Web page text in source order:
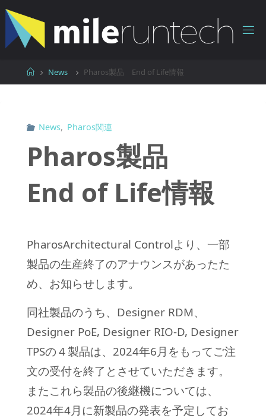
コ
ン
ホ
ー
News Pharos製品 End of Life情報
News, Pharos関連
Pharos製品
End of Life情報
PharosArchitectural Controlより、一部
製品の生産終了のアナウンスがあったた
め、お知らせします。
同社製品のうち、Designer RDM、
Designer PoE, Designer RIO-D, Designer
TPSの４製品は、2024年6月をもってご注
文の受付を終了とさせていただきます。
またこれら製品の後継機については、
2024年4月に新製品の発表を予定してお